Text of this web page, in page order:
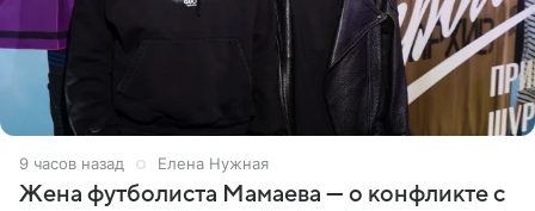
9 часов назад Елена Нужная
Жена футболиста Мамаева — о конфликте с